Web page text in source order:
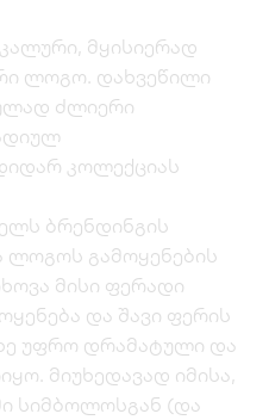
მყისიერად
ლოგო. დახვეწილი
ძლიერი
კოლექციას
ბრენდინგის
ლოგოს გამოყენების
მისი ფერადი
და შავი ფერის
უფრო დრამატული და
მიუხედავად იმისა,
სიმბოლოსგან (და